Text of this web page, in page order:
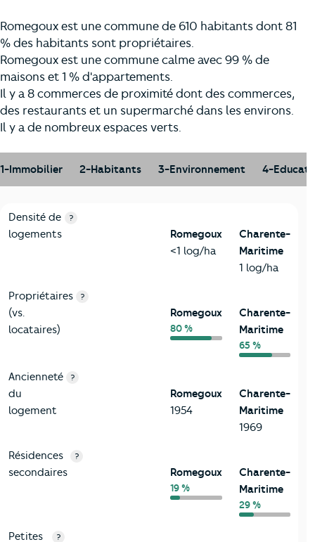
Romegoux est une commune de 610 habitants dont 81
% des habitants sont propriétaires.
Romegoux est une commune calme avec 99 % de
maisons et 1 % d'appartements.
Il y a 8 commerces de proximité dont des commerces,
des restaurants et un supermarché dans les environs.
Il y a de nombreux espaces verts.
1-Immobilier 2-Habitants 3-Environnement 4-
1-Immobilier
Critères Romegoux
Densité de
logements
?
Romegoux
<1 log/ha
Charente-
Maritime
1 log/ha
Propriétaires
(vs.
locataires)
?
Romegoux
80 %
Charente-
Maritime
65 %
Ancienneté
du
logement
?
Romegoux
1954
Charente-
Maritime
1969
Résidences
secondaires
?
Romegoux
19 %
Charente-
Maritime
29 %
Petites ?